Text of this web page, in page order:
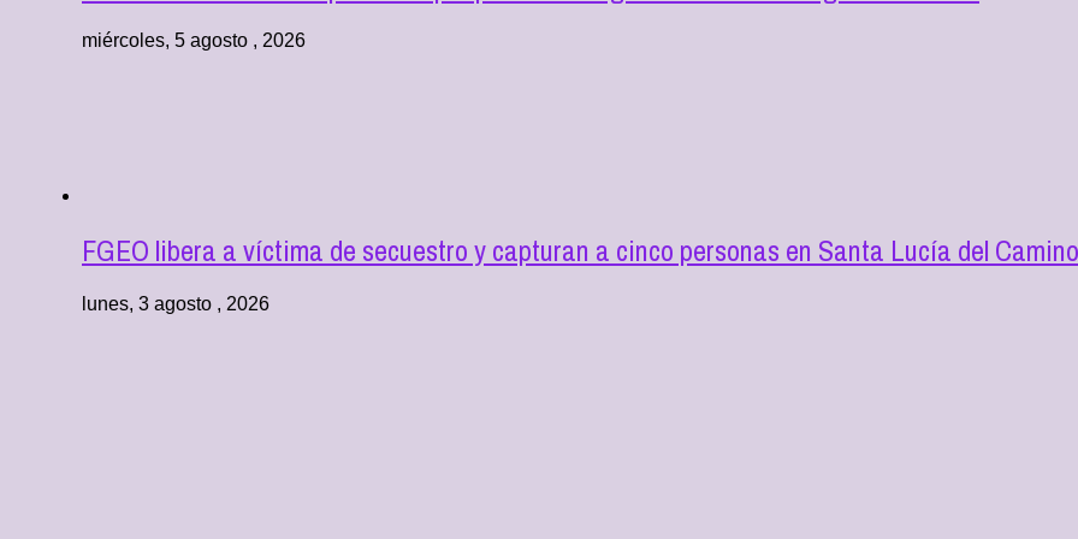
miércoles, 5 agosto , 2026
FGEO libera a víctima de secuestro y capturan a cinco personas en Santa Lucía del Camino
lunes, 3 agosto , 2026